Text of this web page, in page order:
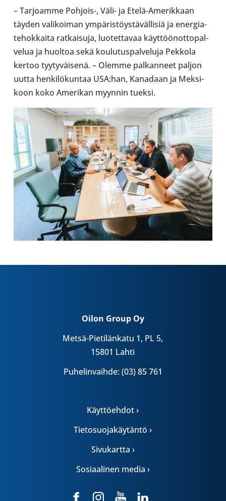
– Tar­joamme Pohjois-​, Väli- ja Etelä-​Amerikkaan
täyden vali­koi­man ympä­ris­töys­tä­väl­li­siä ja ener­gia­
te­hok­kaita rat­kai­suja, luo­tet­ta­vaa käyt­töön­ot­to­pal­
ve­lua ja huoltoa sekä kou­lu­tus­pal­ve­luja Pekkola
kertoo tyy­ty­väi­senä. – Olemme pal­kan­neet paljon
uutta hen­ki­lö­kun­taa USA:han, Kana­daan ja Mek­si­
koon koko Ame­ri­kan myynnin tueksi.
Oilon Group Oy
Metsä-Pietilänkatu 1, PL 5,
15801 Lahti
Puhelinvaihde: (03) 85 761
Käyttöehdot ›
Tietosuojakäytäntö ›
Sivukartta ›
Sosiaalinen media ›